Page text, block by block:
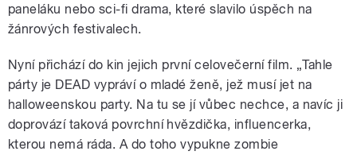
paneláku nebo sci-fi drama, které slavilo úspěch na
žánrových festivalech.
Nyní přichází do kin jejich první celovečerní film. „Tahle
párty je DEAD vypráví o mladé ženě, jež musí jet na
halloweenskou party. Na tu se jí vůbec nechce, a navíc ji
doprovází taková povrchní hvězdička, influencerka,
kterou nemá ráda. A do toho vypukne zombie